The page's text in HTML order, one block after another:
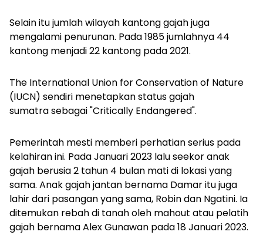
Selain itu jumlah wilayah kantong gajah juga
mengalami penurunan. Pada 1985 jumlahnya 44
kantong menjadi 22 kantong pada 2021.
The International Union for Conservation of Nature
(IUCN) sendiri menetapkan status gajah
sumatra sebagai "Critically Endangered".
Pemerintah mesti memberi perhatian serius pada
kelahiran ini. Pada Januari 2023 lalu seekor anak
gajah berusia 2 tahun 4 bulan mati di lokasi yang
sama. Anak gajah jantan bernama Damar itu juga
lahir dari pasangan yang sama, Robin dan Ngatini. Ia
ditemukan rebah di tanah oleh mahout atau pelatih
gajah bernama Alex Gunawan pada 18 Januari 2023.